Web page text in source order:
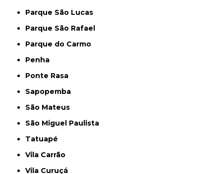
Parque São Lucas
Parque São Rafael
Parque do Carmo
Penha
Ponte Rasa
Sapopemba
São Mateus
São Miguel Paulista
Tatuapé
Vila Carrão
Vila Curuçá